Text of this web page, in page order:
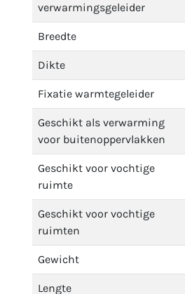
verwarmingsgeleider
Breedte
Dikte
Fixatie warmtegeleider
Geschikt als verwarming
voor buitenoppervlakken
Geschikt voor vochtige
ruimte
Geschikt voor vochtige
ruimten
Gewicht
Lengte